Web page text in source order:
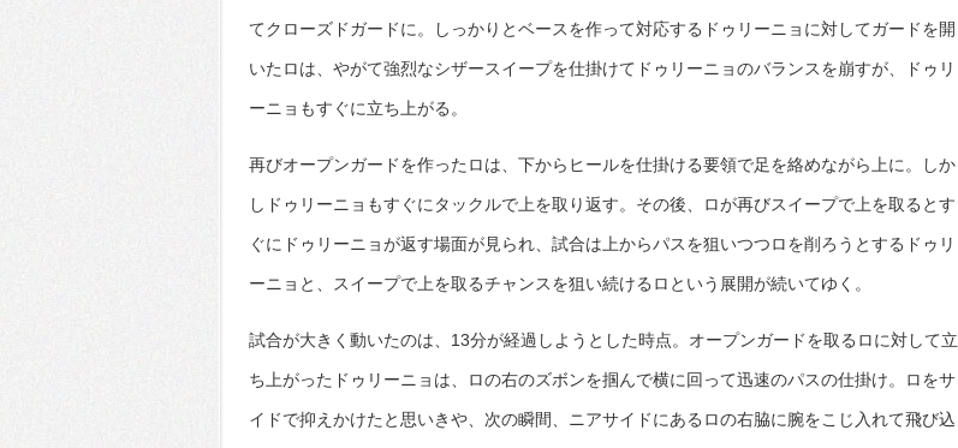
てクローズドガードに。しっかりとベースを作って対応するドゥリーニョに対してガードを開
いたロは、やがて強烈なシザースイープを仕掛けてドゥリーニョのバランスを崩すが、ドゥリ
ーニョもすぐに立ち上がる。
再びオープンガードを作ったロは、下からヒールを仕掛ける要領で足を絡めながら上に。しか
しドゥリーニョもすぐにタックルで上を取り返す。その後、ロが再びスイープで上を取るとす
ぐにドゥリーニョが返す場面が見られ、試合は上からパスを狙いつつロを削ろうとするドゥリ
ーニョと、スイープで上を取るチャンスを狙い続けるロという展開が続いてゆく。
試合が大きく動いたのは、13分が経過しようとした時点。オープンガードを取るロに対して立
ち上がったドゥリーニョは、ロの右のズボンを掴んで横に回って迅速のパスの仕掛け。ロをサ
イドで抑えかけたと思いきや、次の瞬間、ニアサイドにあるロの右脇に腕をこじ入れて飛び込